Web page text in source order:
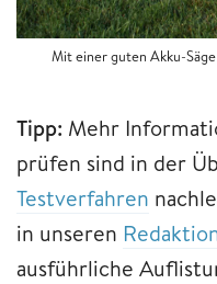
Mit einer guten Akku-
Tipp: Mehr
prüfen sind in der
Testverfahren
in unseren
ausführliche